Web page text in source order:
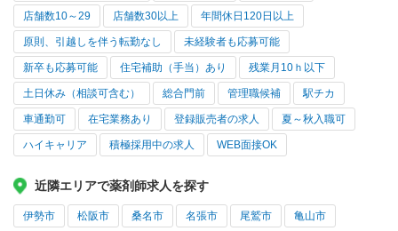
店舗数10～29 店舗数30以上 年間休日120日以上
原則、引越しを伴う転勤なし 未経験者も応募可能
新卒も応募可能 住宅補助（手当）あり 残業月10ｈ以下
土日休み（相談可含む） 総合門前 管理職候補 駅チカ
車通勤可 在宅業務あり 登録販売者の求人 夏～秋入職可
ハイキャリア 積極採用中の求人 WEB面接OK
近隣エリアで薬剤師求人を探す
伊勢市 松阪市 桑名市 名張市 尾鷲市 亀山市